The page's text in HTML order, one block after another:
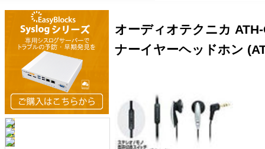
オーディオテクニカ
ナーイヤーヘッドホン